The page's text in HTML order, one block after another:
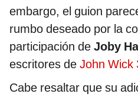
embargo, el guion
rumbo deseado por la
participación de Joby
escritores de John Wick
Cabe resaltar que su